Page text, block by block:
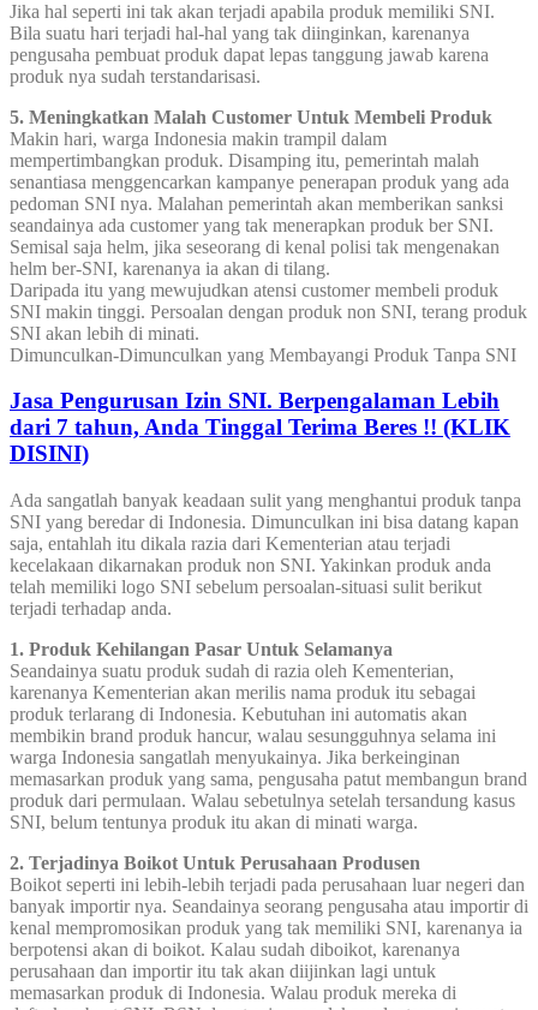
Jika hal seperti ini tak akan terjadi apabila produk memiliki SNI.
Bila suatu hari terjadi hal-hal yang tak diinginkan, karenanya
pengusaha pembuat produk dapat lepas tanggung jawab karena
produk nya sudah terstandarisasi.
5. Meningkatkan Malah Customer Untuk Membeli Produk
Makin hari, warga Indonesia makin trampil dalam
mempertimbangkan produk. Disamping itu, pemerintah malah
senantiasa menggencarkan kampanye penerapan produk yang ada
pedoman SNI nya. Malahan pemerintah akan memberikan sanksi
seandainya ada customer yang tak menerapkan produk ber SNI.
Semisal saja helm, jika seseorang di kenal polisi tak mengenakan
helm ber-SNI, karenanya ia akan di tilang.
Daripada itu yang mewujudkan atensi customer membeli produk
SNI makin tinggi. Persoalan dengan produk non SNI, terang produk
SNI akan lebih di minati.
Dimunculkan-Dimunculkan yang Membayangi Produk Tanpa SNI
Jasa Pengurusan Izin SNI. Berpengalaman Lebih
dari 7 tahun, Anda Tinggal Terima Beres !! (KLIK
DISINI)
Ada sangatlah banyak keadaan sulit yang menghantui produk tanpa
SNI yang beredar di Indonesia. Dimunculkan ini bisa datang kapan
saja, entahlah itu dikala razia dari Kementerian atau terjadi
kecelakaan dikarnakan produk non SNI. Yakinkan produk anda
telah memiliki logo SNI sebelum persoalan-situasi sulit berikut
terjadi terhadap anda.
1. Produk Kehilangan Pasar Untuk Selamanya
Seandainya suatu produk sudah di razia oleh Kementerian,
karenanya Kementerian akan merilis nama produk itu sebagai
produk terlarang di Indonesia. Kebutuhan ini automatis akan
membikin brand produk hancur, walau sesungguhnya selama ini
warga Indonesia sangatlah menyukainya. Jika berkeinginan
memasarkan produk yang sama, pengusaha patut membangun brand
produk dari permulaan. Walau sebetulnya setelah tersandung kasus
SNI, belum tentunya produk itu akan di minati warga.
2. Terjadinya Boikot Untuk Perusahaan Produsen
Boikot seperti ini lebih-lebih terjadi pada perusahaan luar negeri dan
banyak importir nya. Seandainya seorang pengusaha atau importir di
kenal mempromosikan produk yang tak memiliki SNI, karenanya ia
berpotensi akan di boikot. Kalau sudah diboikot, karenanya
perusahaan dan importir itu tak akan diijinkan lagi untuk
memasarkan produk di Indonesia. Walau produk mereka di